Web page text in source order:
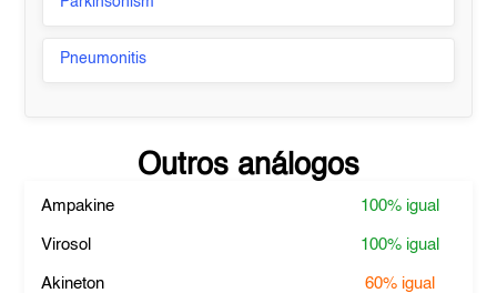
Pneumonitis
Outros análogos
Ampakine 100% igual
Virosol 100% igual
Akineton 60% igual